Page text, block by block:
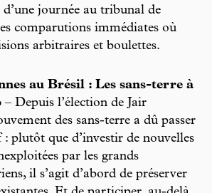
d’une journée au tribunal de
comparutions immédiates où
arbitraires et boulettes.
au Brésil : Les sans-terre à
– Depuis l’élection de Jair
des sans-terre a dû passer
: plutôt que d’investir de nouvelles
par les grands
il s’agit d’abord de préserver